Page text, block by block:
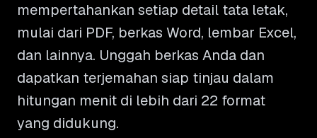
mempertahankan setiap detail tata letak,
mulai dari PDF, berkas Word, lembar Excel,
dan lainnya. Unggah berkas Anda dan
dapatkan terjemahan siap tinjau dalam
hitungan menit di lebih dari 22 format
yang didukung.